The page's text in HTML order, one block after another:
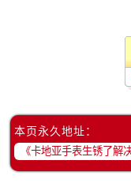
本页永久地址：